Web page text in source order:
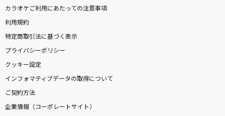
カラオケご利用にあたっての注意事項
利用規約
特定商取引法に基づく表示
プライバシーポリシー
クッキー設定
インフォマティブデータの取得について
ご契約方法
企業情報（コーポレートサイト）